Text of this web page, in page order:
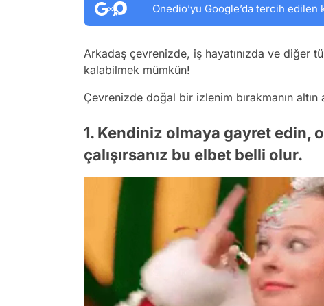
Onedio’yu Google’da tercih edilen
Arkadaş çevrenizde, iş hayatınızda ve diğer
kalabilmek mümkün!
Çevrenizde doğal bir izlenim bırakmanın
1. Kendiniz olmaya gayret edin,
çalışırsanız bu elbet belli olur.